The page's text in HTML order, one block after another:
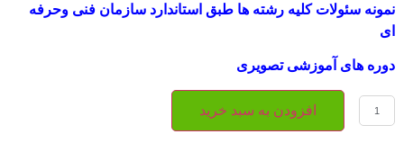
نمونه سئولات کلیه رشته ها طبق استاندارد سازمان فنی وحرفه
ای
دوره های آموزشی تصویری
افزودن به سبد خرید